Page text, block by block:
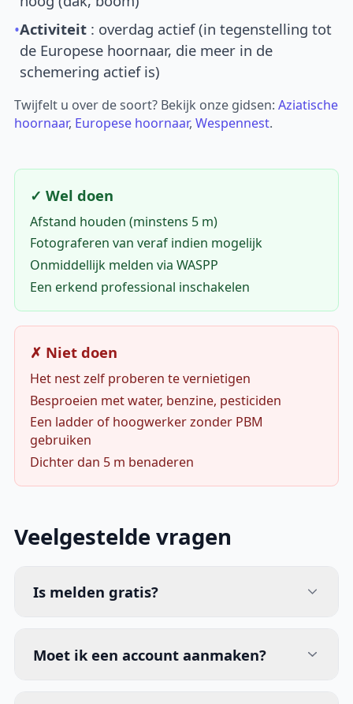
•Activiteit : overdag actief (in tegenstelling tot
de Europese hoornaar, die meer in de
schemering actief is)
Twijfelt u over de soort? Bekijk onze gidsen:Aziatische
hoornaar, Europese hoornaar,Wespennest.
✓ Wel doen
Afstand houden (minstens 5 m)
Fotograferen van veraf indien mogelijk
Onmiddellijk melden via WASPP
Een erkend professional inschakelen
✗ Niet doen
Het nest zelf proberen te vernietigen
Besproeien met water, benzine, pesticiden
Een ladder of hoogwerker zonder PBM
gebruiken
Dichter dan 5 m benaderen
Veelgestelde vragen
Is melden gratis?
Moet ik een account aanmaken?